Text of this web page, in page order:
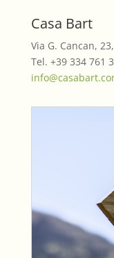
Casa Bart
Via G. Cancan,
Tel. +39 334 761